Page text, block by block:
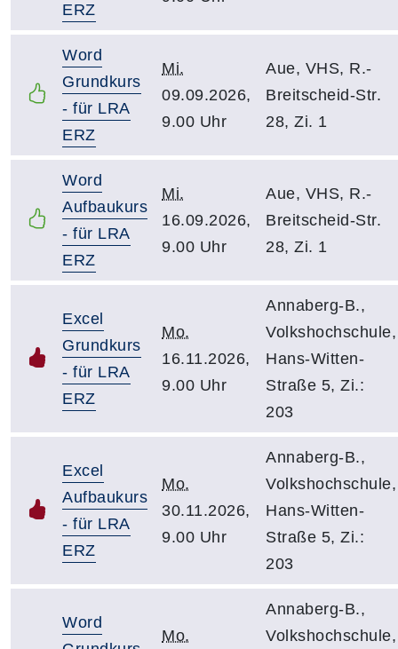
ERZ
Word
Grundkurs
- für LRA
ERZ
Mi.
09.09.2026,
9.00 Uhr
Aue, VHS, R.-
Breitscheid-Str.
28, Zi. 1
Word
Aufbaukurs
- für LRA
ERZ
Mi.
16.09.2026,
9.00 Uhr
Aue, VHS, R.-
Breitscheid-Str.
28, Zi. 1
Excel
Grundkurs
- für LRA
ERZ
Mo.
16.11.2026,
9.00 Uhr
Annaberg-B.,
Volkshochschule,
Hans-Witten-
Straße 5, Zi.:
203
Excel
Aufbaukurs
- für LRA
ERZ
Mo.
30.11.2026,
9.00 Uhr
Annaberg-B.,
Volkshochschule,
Hans-Witten-
Straße 5, Zi.:
203
Word
Mo.
Annaberg-B.,
Volkshochschule,